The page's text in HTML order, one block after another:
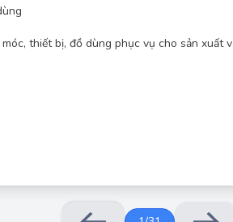
móc, thiết bị, đồ dùng phục vụ cho sản xuất
là ngành công nghiệp tạo ra các máy móc,